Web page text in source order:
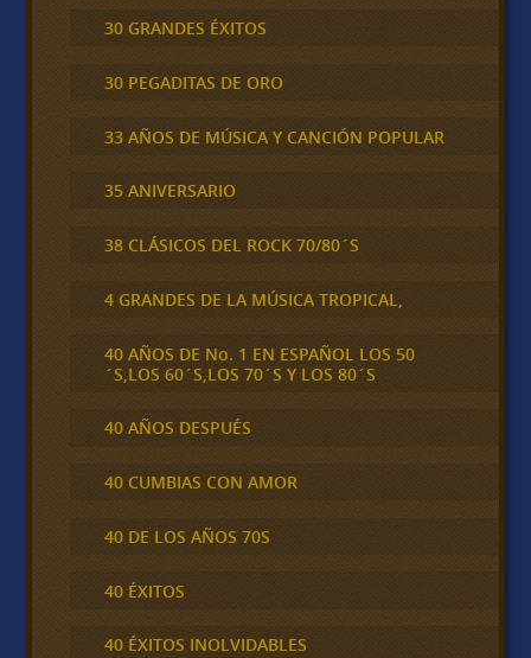
30 GRANDES ÉXITOS
30 PEGADITAS DE ORO
33 AÑOS DE MÚSICA Y CANCIÓN POPULAR
35 ANIVERSARIO
38 CLÁSICOS DEL ROCK 70/80´S
4 GRANDES DE LA MÚSICA TROPICAL,
40 AÑOS DE No. 1 EN ESPAÑOL LOS 50
´S,LOS 60´S,LOS 70´S Y LOS 80´S
40 AÑOS DESPUÉS
40 CUMBIAS CON AMOR
40 DE LOS AÑOS 70S
40 ÉXITOS
40 ÉXITOS INOLVIDABLES